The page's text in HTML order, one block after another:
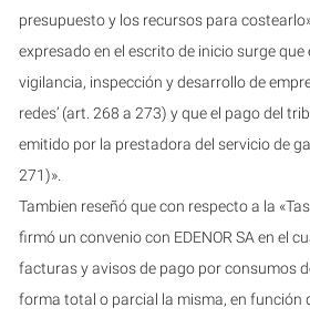
presupuesto y los recursos para
expresado en el escrito de inicio surge
vigilancia, inspección y desarrollo de
redes’ (art. 268 a 273) y que el pago del
emitido por la prestadora del servicio de
271)».
Tambien reseñó que con respecto a la
firmó un convenio con EDENOR SA en el
facturas y avisos de pago por consumos
forma total o parcial la misma, en función